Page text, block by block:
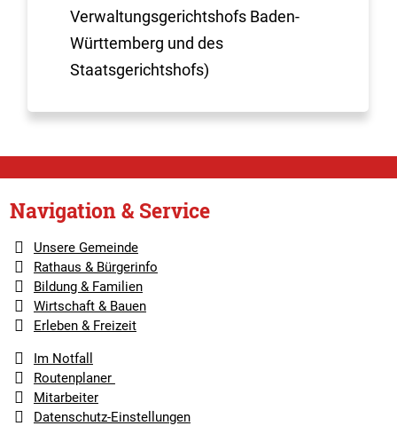
Verwaltungsgerichtshofs Baden-
Württemberg und des
Staatsgerichtshofs)
Navigation & Service
Unsere Gemeinde
Rathaus & Bürgerinfo
Bildung & Familien
Wirtschaft & Bauen
Erleben & Freizeit
Im Notfall
Routenplaner
Mitarbeiter
Datenschutz-Einstellungen